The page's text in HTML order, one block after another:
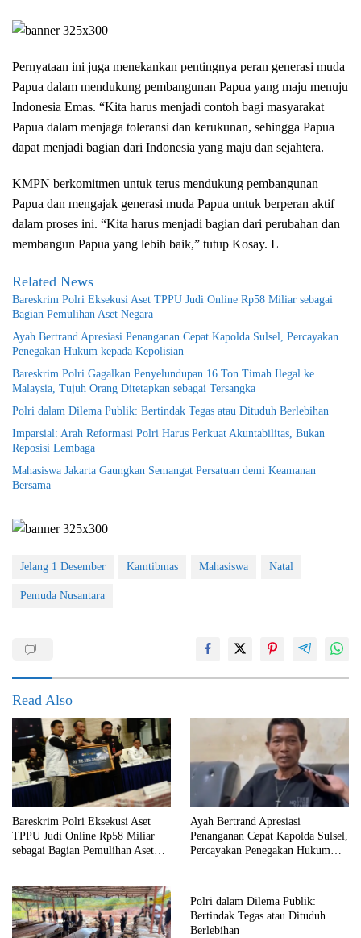
Pernyataan ini juga menekankan pentingnya peran generasi muda
Papua dalam mendukung pembangunan Papua yang maju menuju
Indonesia Emas. “Kita harus menjadi contoh bagi masyarakat
Papua dalam menjaga toleransi dan kerukunan, sehingga Papua
dapat menjadi bagian dari Indonesia yang maju dan sejahtera.
KMPN berkomitmen untuk terus mendukung pembangunan
Papua dan mengajak generasi muda Papua untuk berperan aktif
dalam proses ini. “Kita harus menjadi bagian dari perubahan dan
membangun Papua yang lebih baik,” tutup Kosay. L
Related News
Bareskrim Polri Eksekusi Aset TPPU Judi Online Rp58 Miliar sebagai
Bagian Pemulihan Aset Negara
Ayah Bertrand Apresiasi Penanganan Cepat Kapolda Sulsel, Percayakan
Penegakan Hukum kepada Kepolisian
Bareskrim Polri Gagalkan Penyelundupan 16 Ton Timah Ilegal ke
Malaysia, Tujuh Orang Ditetapkan sebagai Tersangka
Polri dalam Dilema Publik: Bertindak Tegas atau Dituduh Berlebihan
Imparsial: Arah Reformasi Polri Harus Perkuat Akuntabilitas, Bukan
Reposisi Lembaga
Mahasiswa Jakarta Gaungkan Semangat Persatuan demi Keamanan
Bersama
Jelang 1 Desember Kamtibmas Mahasiswa Natal
Pemuda Nusantara
Read Also
Bareskrim Polri Eksekusi Aset
TPPU Judi Online Rp58 Miliar
sebagai Bagian Pemulihan Aset
Ayah Bertrand Apresiasi
Penanganan Cepat Kapolda Sulsel,
Percayakan Penegakan Hukum
Polri dalam Dilema Publik:
Bertindak Tegas atau Dituduh
Berlebihan